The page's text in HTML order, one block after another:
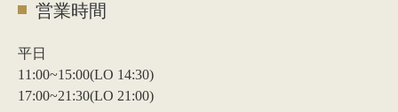
営業時間
平日
11:00~15:00(LO 14:30)
17:00~21:30(LO 21:00)